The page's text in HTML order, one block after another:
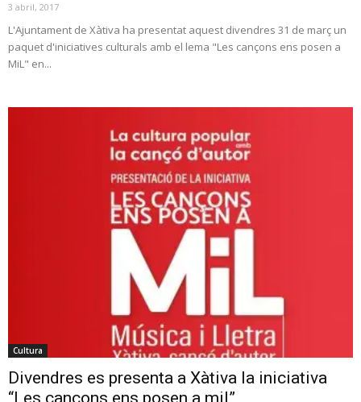
3 abril, 2017
L'Ajuntament de Xàtiva ha presentat aquest divendres 31 de març un
paquet d'iniciatives culturals amb el lema "Les cançons ens posen a
MiL" en...
Cultura
Divendres es presenta a Xàtiva la iniciativa
“Les cançons ens posen a mil”